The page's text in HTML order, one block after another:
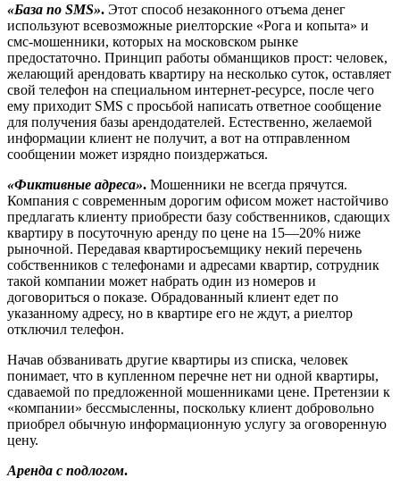
«База по SMS». Этот способ незаконного отъема денег
используют всевозможные риелторские «Рога и копыта» и
смс-мошенники, которых на московском рынке
предостаточно. Принцип работы обманщиков прост: человек,
желающий арендовать квартиру на несколько суток, оставляет
свой телефон на специальном интернет-ресурсе, после чего
ему приходит SMS с просьбой написать ответное сообщение
для получения базы арендодателей. Естественно, желаемой
информации клиент не получит, а вот на отправленном
сообщении может изрядно поиздержаться.
«Фиктивные адреса». Мошенники не всегда прячутся.
Компания с современным дорогим офисом может настойчиво
предлагать клиенту приобрести базу собственников, сдающих
квартиру в посуточную аренду по цене на 15—20% ниже
рыночной. Передавая квартиросъемщику некий перечень
собственников с телефонами и адресами квартир, сотрудник
такой компании может набрать один из номеров и
договориться о показе. Обрадованный клиент едет по
указанному адресу, но в квартире его не ждут, а риелтор
отключил телефон.
Начав обзванивать другие квартиры из списка, человек
понимает, что в купленном перечне нет ни одной квартиры,
сдаваемой по предложенной мошенниками цене. Претензии к
«компании» бессмысленны, поскольку клиент добровольно
приобрел обычную информационную услугу за оговоренную
цену.
Аренда с подлогом.